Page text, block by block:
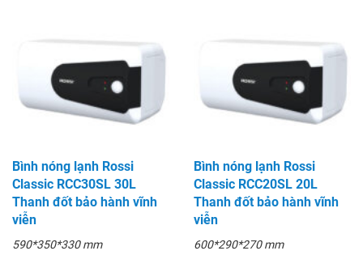
Bình nóng lạnh Rossi
Classic RCC30SL 30L
Thanh đốt bảo hành vĩnh
viễn
590*350*330 mm
Bình nóng lạnh Rossi
Classic RCC20SL 20L
Thanh đốt bảo hành vĩnh
viễn
600*290*270 mm